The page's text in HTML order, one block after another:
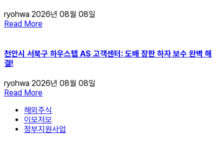
ryohwa 2026년 08월 08일
Read More
천안시 서북구 하우스텝 AS 고객센터: 도배 장판 하자 보수 완벽 해
결!
ryohwa 2026년 08월 08일
Read More
해외주식
이모저모
정부지원사업